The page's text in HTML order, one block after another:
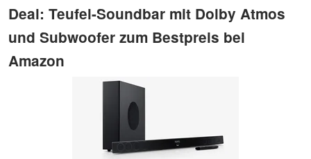
Deal: Teufel-Soundbar mit Dolby Atmos
und Subwoofer zum Bestpreis bei
Amazon